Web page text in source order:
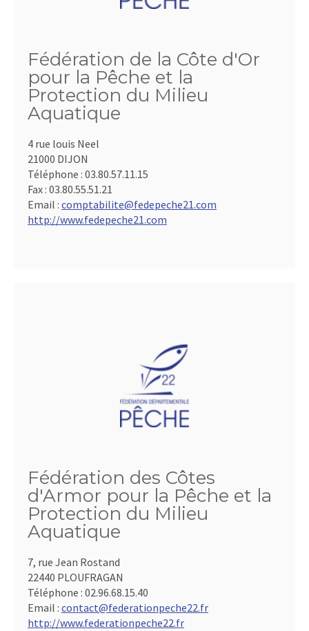
Fédération de la Côte d'Or
pour la Pêche et la
Protection du Milieu
Aquatique
4 rue louis Neel
21000 DIJON
Téléphone : 03.80.57.11.15
Fax : 03.80.55.51.21
Email : comptabilite@fedepeche21.com
http://www.fedepeche21.com
Fédération des Côtes
d'Armor pour la Pêche et la
Protection du Milieu
Aquatique
7, rue Jean Rostand
22440 PLOUFRAGAN
Téléphone : 02.96.68.15.40
Email : contact@federationpeche22.fr
http://www.federationpeche22.fr